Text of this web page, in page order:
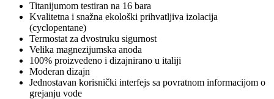
Titanijumom testiran na 16 bara
Kvalitetna i snažna ekološki prihvatljiva izolacija
(cyclopentane)
Termostat za dvostruku sigurnost
Velika magnezijumska anoda
100% proizvedeno i dizajnirano u italiji
Moderan dizajn
Jednostavan korisnički interfejs sa povratnom informacijom o
grejanju vode